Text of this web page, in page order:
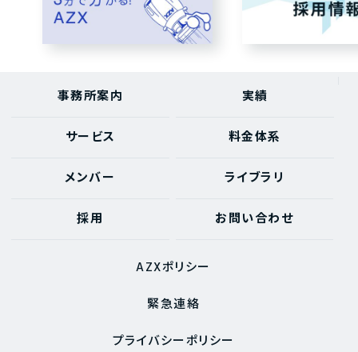
事務所案内 実績
サービス 料金体系
メンバー ライブラリ
採用 お問い合わせ
AZXポリシー
緊急連絡
プライバシーポリシー